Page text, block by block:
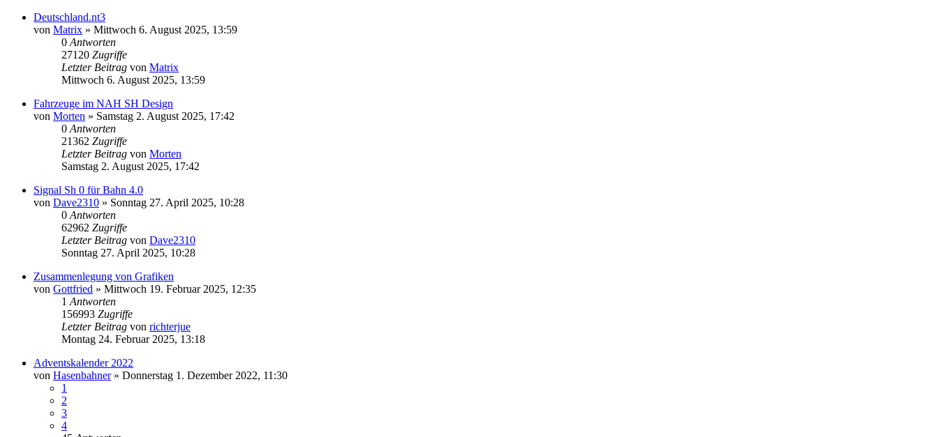
Deutschland.nt3
von Matrix » Mittwoch 6. August 2025, 13:59
0 Antworten
27120 Zugriffe
Letzter Beitrag von Matrix
Mittwoch 6. August 2025, 13:59
Fahrzeuge im NAH SH Design
von Morten » Samstag 2. August 2025, 17:42
0 Antworten
21362 Zugriffe
Letzter Beitrag von Morten
Samstag 2. August 2025, 17:42
Signal Sh 0 für Bahn 4.0
von Dave2310 » Sonntag 27. April 2025, 10:28
0 Antworten
62962 Zugriffe
Letzter Beitrag von Dave2310
Sonntag 27. April 2025, 10:28
Zusammenlegung von Grafiken
von Gottfried » Mittwoch 19. Februar 2025, 12:35
1 Antworten
156993 Zugriffe
Letzter Beitrag von richterjue
Montag 24. Februar 2025, 13:18
Adventskalender 2022
von Hasenbahner» Donnerstag 1. Dezember 2022, 11:30
1
2
3
4